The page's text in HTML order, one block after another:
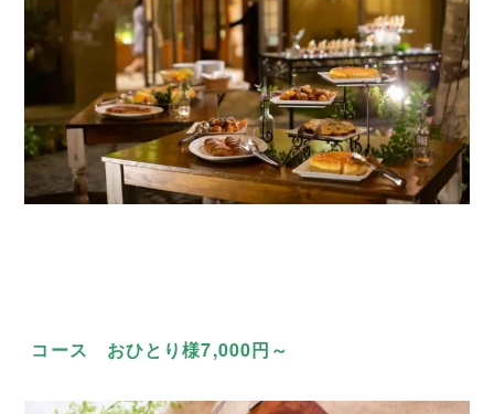
コース おひとり様7,000円～